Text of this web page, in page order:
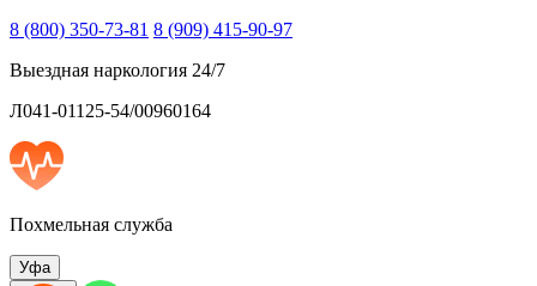
8 (800) 350-73-81 8 (909) 415-90-97
Выездная наркология 24/7
Л041-01125-54/00960164
Похмельная служба
Уфа